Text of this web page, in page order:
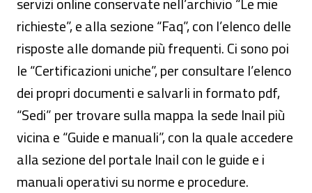
richieste”, e alla sezione “Faq”, con l’elenco delle
risposte alle domande più frequenti. Ci sono poi
le “Certificazioni uniche”, per consultare l’elenco
dei propri documenti e salvarli in formato pdf,
“Sedi” per trovare sulla mappa la sede Inail più
vicina e “Guide e manuali”, con la quale accedere
alla sezione del portale Inail con le guide e i
manuali operativi su norme e procedure.